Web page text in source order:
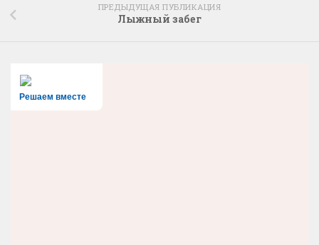
ПРЕДЫДУЩАЯ ПУБЛИКАЦИЯ
Лыжный забег
Решаем вместе